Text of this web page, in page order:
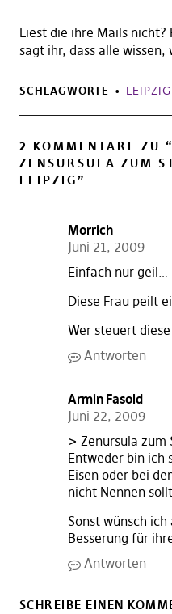
Liest die ihre Mails
sagt ihr, dass alle wissen,
SCHLAGWORTE LEIPZIG
2 KOMMENTARE ZU “
ZENSURSULA ZUM
LEIPZIG”
Morrich
Juni 21, 2009
Einfach nur geil…
Diese Frau peilt
Wer steuert
Antworten
Armin Fasold
Juni 22, 2009
> Zenursula zum
Entweder bin ich
Eisen oder bei
nicht Nennen
Sonst wünsch
Besserung für
Antworten
SCHREIBE EINEN